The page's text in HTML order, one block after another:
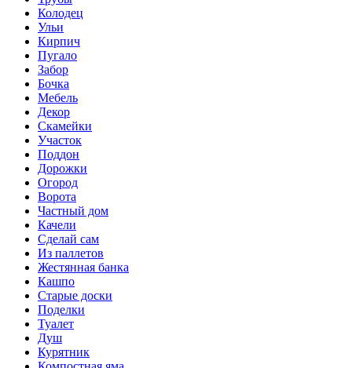
Колодец
Ульи
Кирпич
Пугало
Забор
Бочка
Мебель
Декор
Скамейки
Участок
Поддон
Дорожки
Огород
Ворота
Частный дом
Качели
Сделай сам
Из паллетов
Жестянная банка
Кашпо
Старые доски
Поделки
Туалет
Душ
Курятник